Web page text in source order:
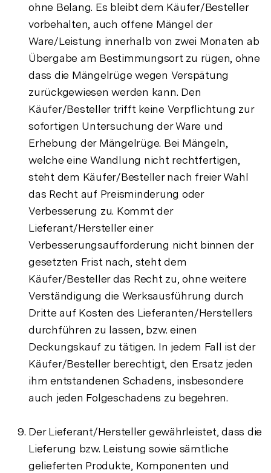
ohne Belang. Es bleibt dem Käufer/Besteller
vorbehalten, auch offene Mängel der
Ware/Leistung innerhalb von zwei Monaten ab
Übergabe am Bestimmungsort zu rügen, ohne
dass die Mängelrüge wegen Verspätung
zurückgewiesen werden kann. Den
Käufer/Besteller trifft keine Verpflichtung zur
sofortigen Untersuchung der Ware und
Erhebung der Mängelrüge. Bei Mängeln,
welche eine Wandlung nicht rechtfertigen,
steht dem Käufer/Besteller nach freier Wahl
das Recht auf Preisminderung oder
Verbesserung zu. Kommt der
Lieferant/Hersteller einer
Verbesserungsaufforderung nicht binnen der
gesetzten Frist nach, steht dem
Käufer/Besteller das Recht zu, ohne weitere
Verständigung die Werksausführung durch
Dritte auf Kosten des Lieferanten/Herstellers
durchführen zu lassen, bzw. einen
Deckungskauf zu tätigen. In jedem Fall ist der
Käufer/Besteller berechtigt, den Ersatz jeden
ihm entstandenen Schadens, insbesondere
auch jeden Folgeschadens zu begehren.
Der Lieferant/Hersteller gewährleistet, dass die
Lieferung bzw. Leistung sowie sämtliche
gelieferten Produkte, Komponenten und